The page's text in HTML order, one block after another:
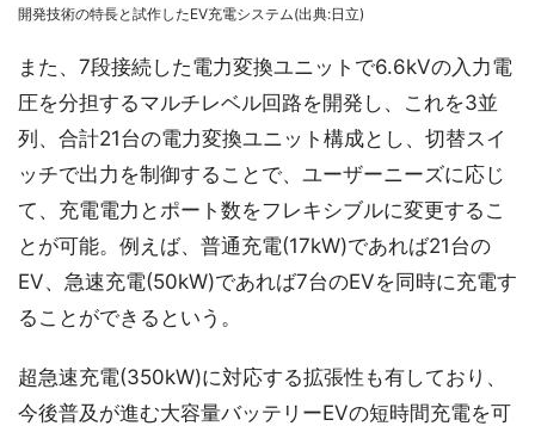
開発技術の特長と試作したEV充電システム(出典:日立)
また、7段接続した電力変換ユニットで6.6kVの入力電
圧を分担するマルチレベル回路を開発し、これを3並
列、合計21台の電力変換ユニット構成とし、切替スイ
ッチで出力を制御することで、ユーザーニーズに応じ
て、充電電力とポート数をフレキシブルに変更するこ
とが可能。例えば、普通充電(17kW)であれば21台の
EV、急速充電(50kW)であれば7台のEVを同時に充電す
ることができるという。
超急速充電(350kW)に対応する拡張性も有しており、
今後普及が進む大容量バッテリーEVの短時間充電を可